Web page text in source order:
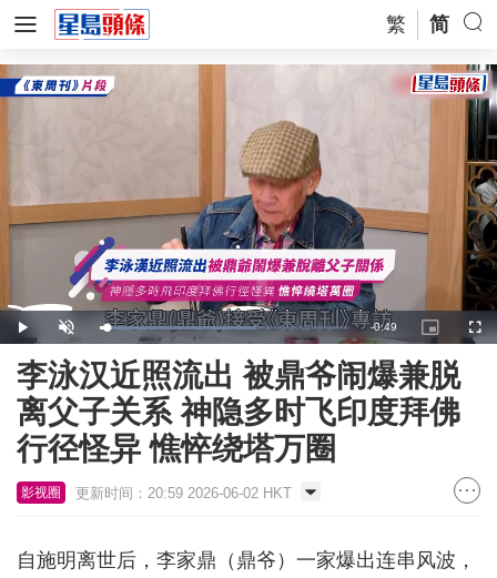
繁 简
Play Unmute Loaded:
62.73%
Remaining
Time
-0:49
Picture-
in-
李泳汉近照流出 被鼎爷闹爆兼脱
离父子关系 神隐多时飞印度拜佛
行径怪异 憔悴绕塔万圈
影视圈 更新时间：20:59 2026-06-02 HKT
自施明离世后，李家鼎（鼎爷）一家爆出连串风波，